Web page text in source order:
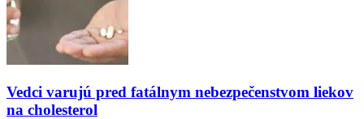
Vedci varujú pred fatálnym nebezpečenstvom liekov
na cholesterol